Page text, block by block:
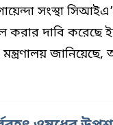
সংস্থা
করার দাবি করেছে
মন্ত্রণালয়